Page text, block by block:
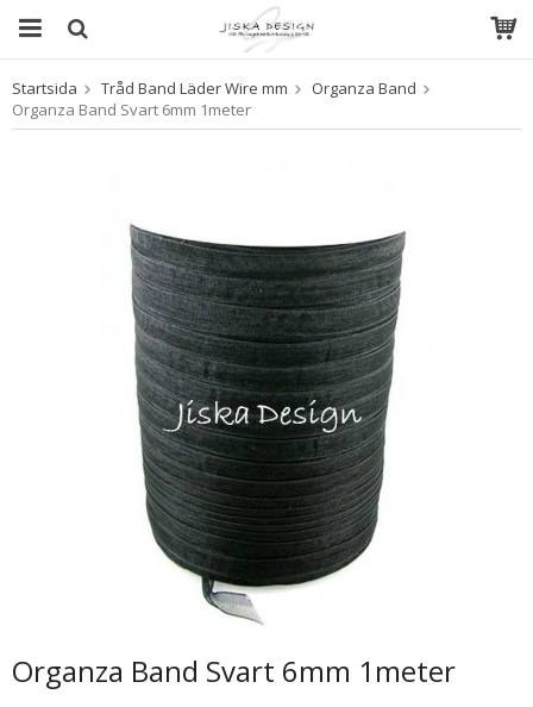
Produkten har blivit tillagd i varukorgen
Startsida Tråd Band Läder Wire mm
Organza Band
Organza Band Svart 6mm 1meter
Organza Band Svart 6mm 1meter